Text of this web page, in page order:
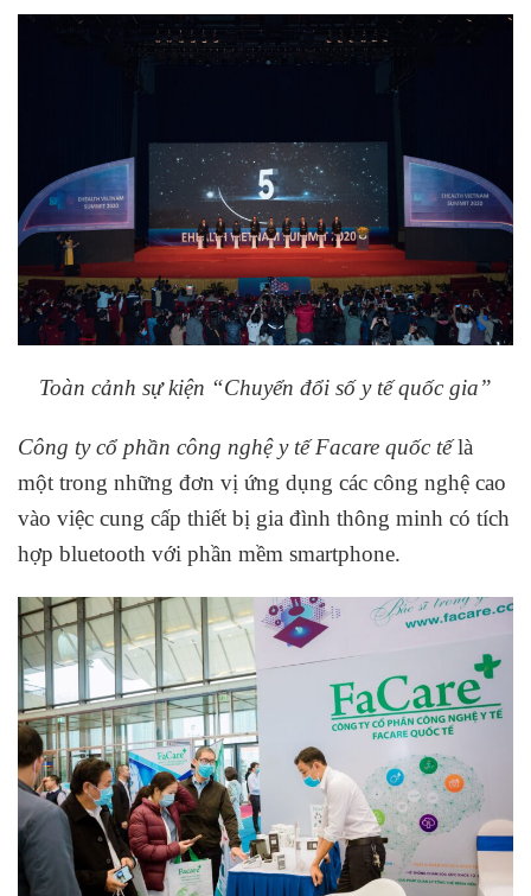
Toàn cảnh sự kiện “Chuyển đổi số y tế quốc gia”
Công ty cổ phần công nghệ y tế Facare quốc tếlà
một trong những đơn vị ứng dụng các công nghệ cao
vào việc cung cấp thiết bị gia đình thông minh có tích
hợp bluetooth với phần mềm smartphone.